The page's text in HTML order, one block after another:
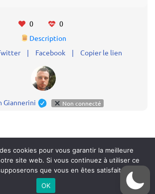
0
0
Description
| Facebook | Copier le lien
Giannerini Non connecté
cookies pour vous garantir la meilleure
site web. Si vous continuez à utiliser ce
que vous en êtes satisfait.
OK